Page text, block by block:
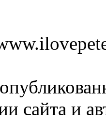
сайта и